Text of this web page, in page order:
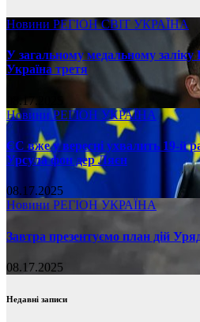
Новини РЕГІОНСВІТ УКРАЇНА
У загальному медальному заліку
Україна третя
08.17.2025
НовиниРЕГІОН УКРАЇНА
ЄС вже у вересні ухвалить 19-й
Урсула фон дер Ляєн
08.17.2025
Новини РЕГІОН УКРАЇНА
Завтра презентуємо план дій
08.17.2025
Недавні записи